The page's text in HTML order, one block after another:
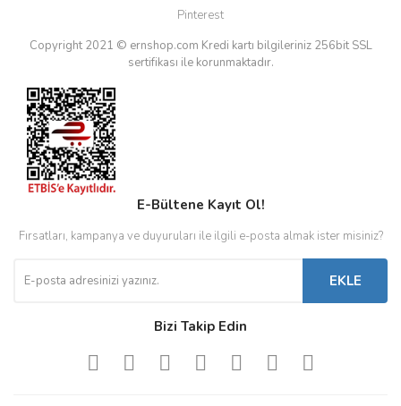
Pinterest
Copyright 2021 © ernshop.com Kredi kartı bilgileriniz 256bit SSL
sertifikası ile korunmaktadır.
E-Bültene Kayıt Ol!
Fırsatları, kampanya ve duyuruları ile ilgili e-posta almak ister misiniz?
EKLE
Bizi Takip Edin